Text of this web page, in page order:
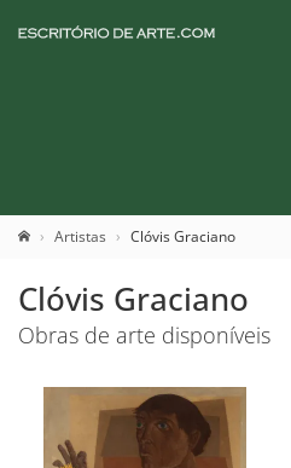
Artistas Clóvis Graciano
Clóvis Graciano
Obras de arte disponíveis